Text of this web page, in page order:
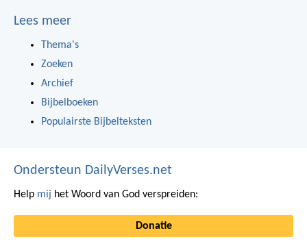
Lees meer
Thema's
Zoeken
Archief
Bijbelboeken
Populairste Bijbelteksten
Ondersteun DailyVerses.net
Help mij het Woord van God verspreiden:
Donatie